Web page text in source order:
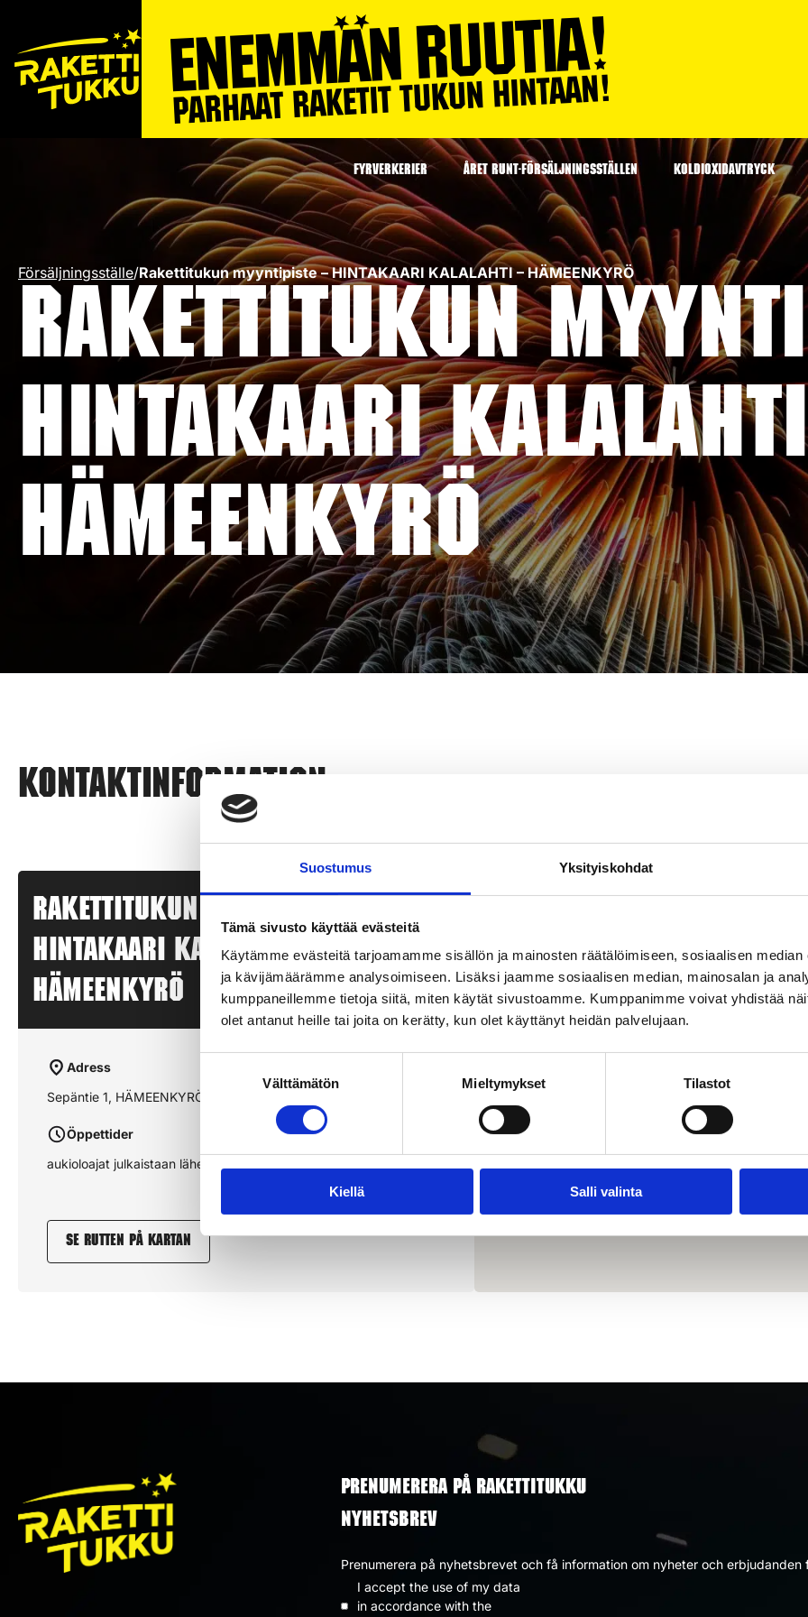
Suostumus Yksityiskohdat
Tämä sivusto käyttää evästeitä
Käytämme evästeitä tarjoamamme sisällön ja mainosten räätälöimiseen, sosiaalisen
ja kävijämäärämme analysoimiseen. Lisäksi jaamme sosiaalisen median, mainosalan ja
kumppaneillemme tietoja siitä, miten käytät sivustoamme. Kumppanimme voivat yhdistää
olet antanut heille tai joita on kerätty, kun olet käyttänyt heidän palvelujaan.
Välttämätön Mieltymykset Tilastot
Kiellä Salli valinta
FYRVERKERIER ÅRET RUNT-FÖRSÄLJNINGSSTÄLLEN KOLDIOXIDAVTRYCK
Försäljningsställe/Rakettitukun myyntipiste – HINTAKAARI KALALAHTI – HÄMEENKYRÖ
Rakettitukun
HINTAKAARI
HÄMEENKYRÖ
Kontaktinformation
Rakettitukun myyntipiste –
HINTAKAARI KALALAHTI –
HÄMEENKYRÖ
Adress
Sepäntie 1, HÄMEENKYRÖ
Öppettider
aukioloajat julkaistaan lähempänä sesonkia
Se rutten på kartan
PRENUMERERA PÅ RAKETTITUKKU
NYHETSBREV
Prenumerera på nyhetsbrevet och få information om nyheter och erbjudanden
Dataskyddpolicy
I accept the use of my data
in accordance with the